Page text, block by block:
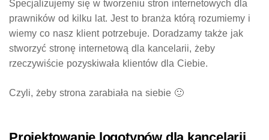
Specjalizujemy się w tworzeniu stron internetowych dla
prawników od kilku lat. Jest to branża którą rozumiemy i
wiemy co nasz klient potrzebuje. Doradzamy także jak
stworzyć stronę internetową dla kancelarii, żeby
rzeczywiście pozyskiwała klientów dla Ciebie.
Czyli, żeby strona zarabiała na siebie 🙂